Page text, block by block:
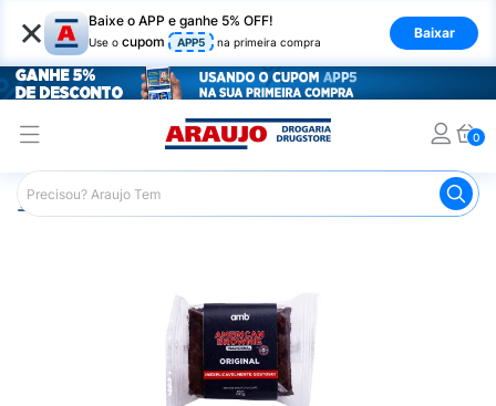
× Baixe o APP e ganhe 5% OFF!
Use o cupom APP5 na primeira compra
Baixar
0
Araujo Mercado Brownie